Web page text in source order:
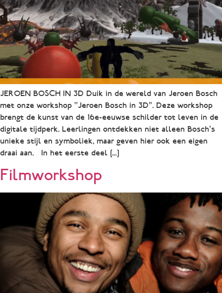
JEROEN BOSCH IN 3D Duik in de wereld van Jeroen Bosch
met onze workshop “Jeroen Bosch in 3D”. Deze workshop
brengt de kunst van de 16e-eeuwse schilder tot leven in de
digitale tijdperk. Leerlingen ontdekken niet alleen Bosch’s
unieke stijl en symboliek, maar geven hier ook een eigen
draai aan. In het eerste deel […]
Filmworkshop